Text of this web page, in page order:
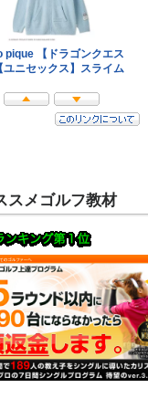
スメゴルフ教材